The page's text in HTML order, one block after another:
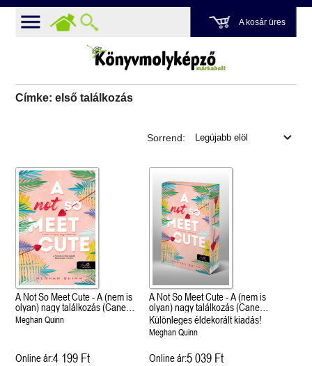
A kosár üres
Címke: első találkozás
Sorrend:
A Not So Meet Cute - A (nem is
olyan) nagy találkozás (Cane
Fivérek 1.)
Meghan Quinn
Online ár:4 199 Ft
A Not So Meet Cute - A (nem is
olyan) nagy találkozás (Cane
Fivérek 1.)
Különleges éldekorált kiadás!
Meghan Quinn
Online ár:5 039 Ft